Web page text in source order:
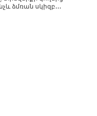
ձմռան սկիզբ․․․